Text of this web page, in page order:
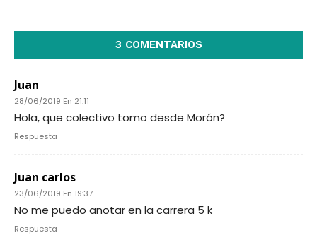
3 COMENTARIOS
Juan
28/06/2019 En 21:11
Hola, que colectivo tomo desde Morón?
Respuesta
Juan carlos
23/06/2019 En 19:37
No me puedo anotar en la carrera 5 k
Respuesta